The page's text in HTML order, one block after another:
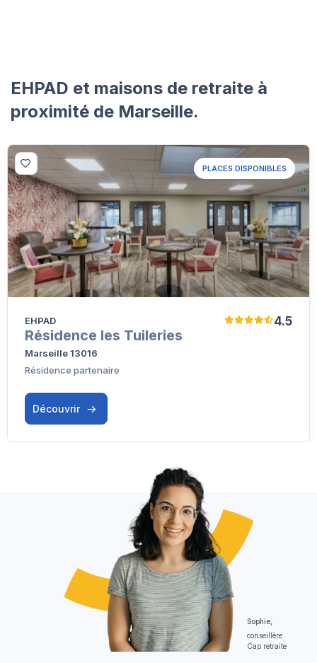
EHPAD et maisons de retraite à
proximité de Marseille.
PLACES DISPONIBLES
4.5
EHPAD
Résidence les Tuileries
Marseille 13016
Résidence partenaire
Découvrir
Sophie,
conseillère
Cap retraite